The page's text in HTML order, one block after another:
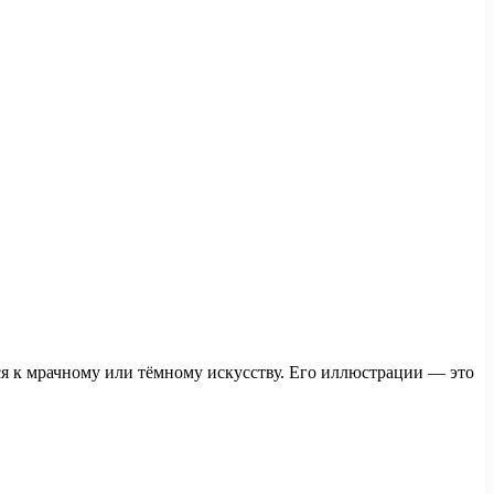
к мрачному или тёмному искусству. Его иллюстрации — это